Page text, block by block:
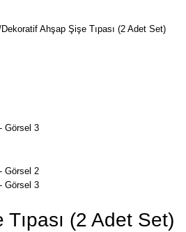
Dekoratif Ahşap Şişe Tıpası (2 Adet Set)
(2 Adet Set)